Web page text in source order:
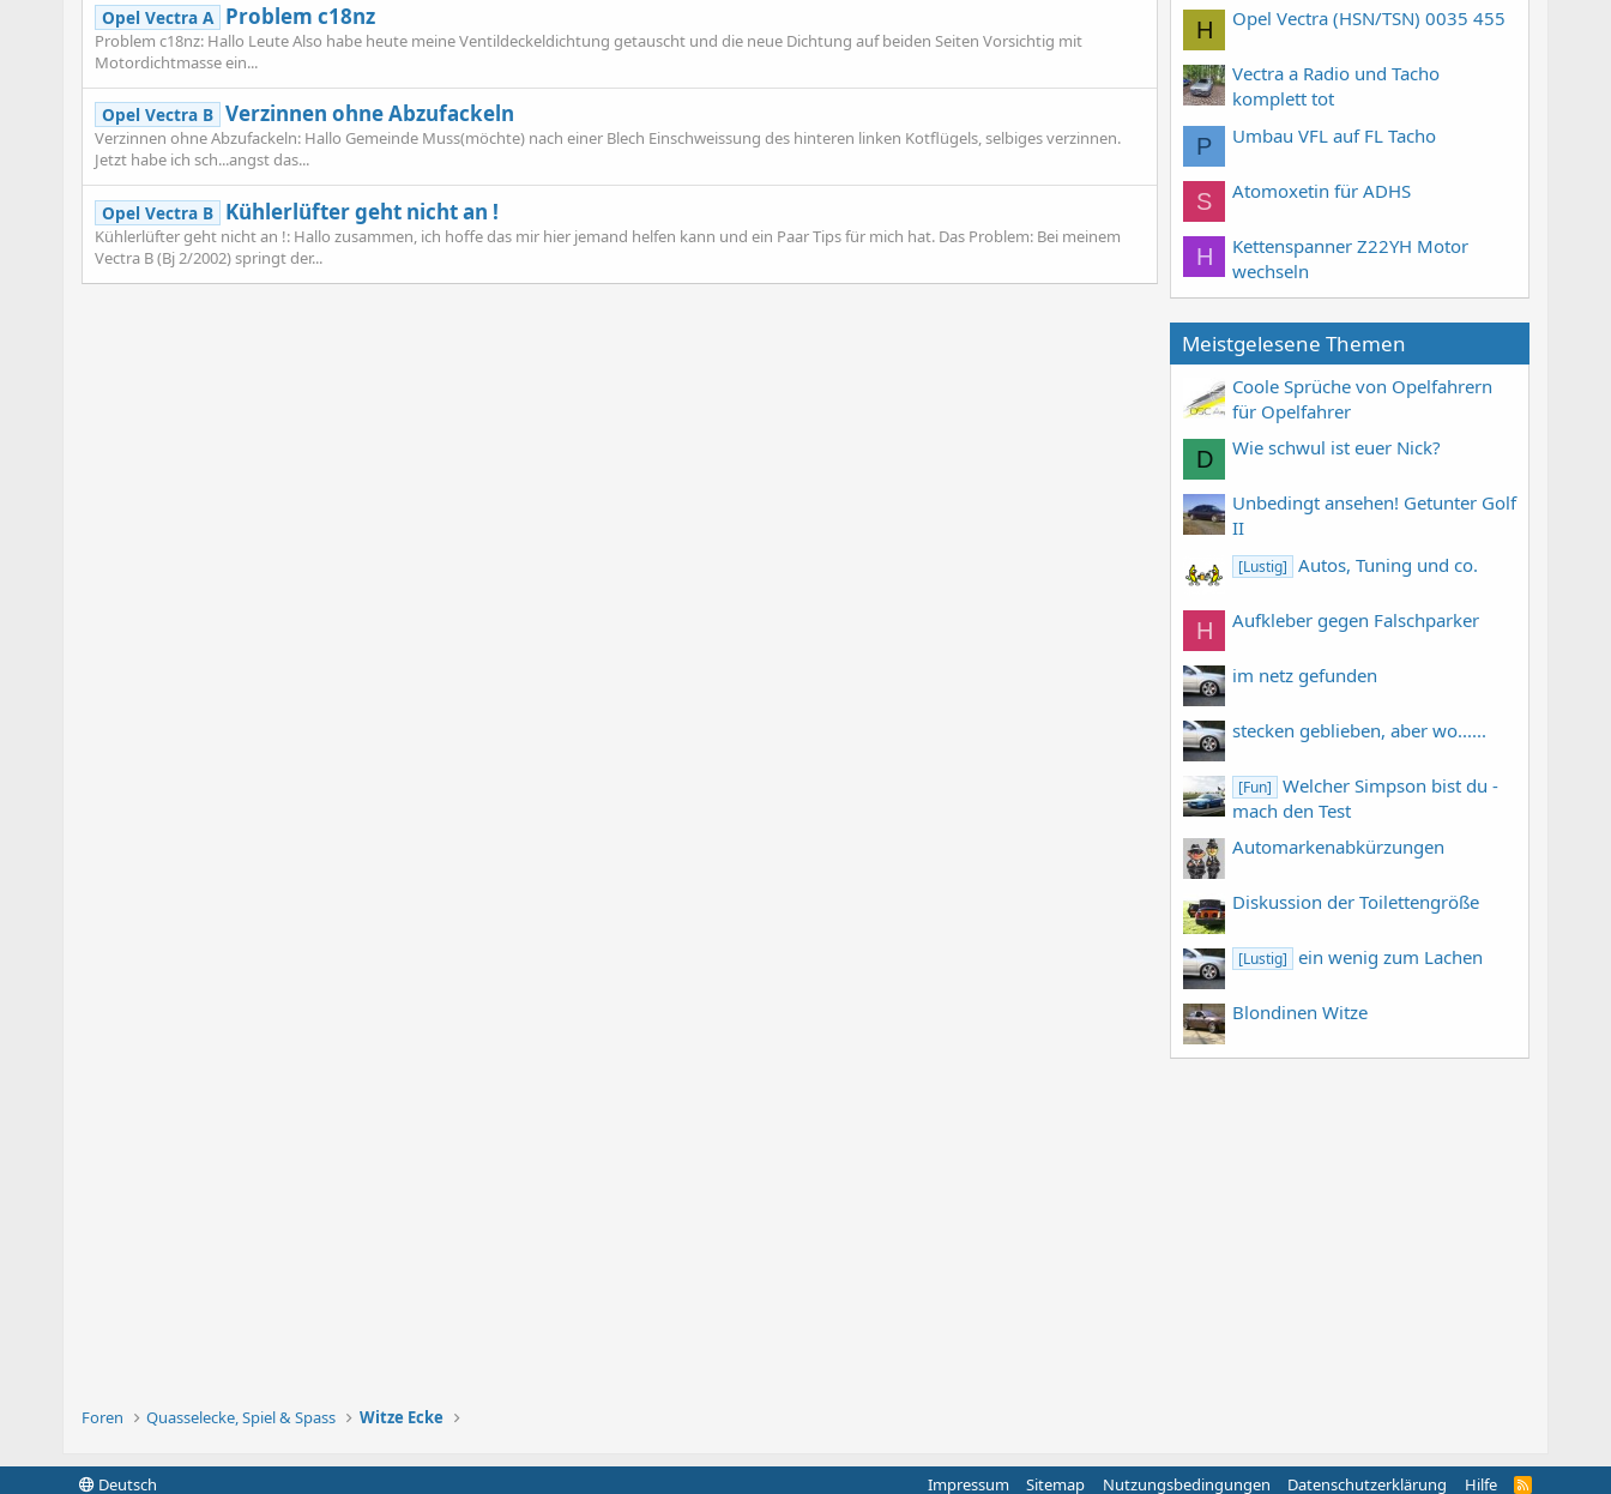
Opel Vectra A Problem c18nz
Problem c18nz: Hallo Leute Also habe heute meine Ventildeckeldichtung getauscht und die neue Dichtung auf beiden Seiten Vorsichtig mit
Motordichtmasse ein...
Opel Vectra B Verzinnen ohne Abzufackeln
Verzinnen ohne Abzufackeln: Hallo Gemeinde Muss(möchte) nach einer Blech Einschweissung des hinteren linken Kotflügels, selbiges verzinnen.
Jetzt habe ich sch...angst das...
Opel Vectra B Kühlerlüfter geht nicht an !
Kühlerlüfter geht nicht an !: Hallo zusammen, ich hoffe das mir hier jemand helfen kann und ein Paar Tips für mich hat. Das Problem: Bei meinem
Vectra B (Bj 2/2002) springt der...
H Opel Vectra (HSN/TSN) 0035 455
Vectra a Radio und Tacho
komplett tot
P Umbau VFL auf FL Tacho
S Atomoxetin für ADHS
H
Kettenspanner Z22YH Motor
wechseln
Meistgelesene Themen
Coole Sprüche von Opelfahrern
für Opelfahrer
D Wie schwul ist euer Nick?
Unbedingt ansehen! Getunter Golf
II
[Lustig] Autos, Tuning und co.
H Aufkleber gegen Falschparker
im netz gefunden
stecken geblieben, aber wo......
[Fun]
Welcher Simpson bist du -
mach den Test
Automarkenabkürzungen
Diskussion der Toilettengröße
[Lustig] ein wenig zum Lachen
Blondinen Witze
Foren Quasselecke, Spiel & Spass Witze Ecke
Deutsch Impressum Sitemap Nutzungsbedingungen Datenschutzerklärung Hilfe
R